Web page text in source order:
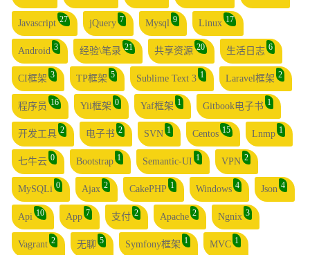
Javascript 27 jQuery 7 Mysql 9 Linux 17
Android 3 经验\笔录 21 共享资源 20 生活日志 6
CI框架 3 TP框架 5 Sublime Text 3 1 Laravel框架 2
程序员 16 Yii框架 0 Yaf框架 1 Gitbook电子书 1
开发工具 2 电子书 2 SVN 1 Centos 15 Lnmp 1
七牛云 0 Bootstrap 1 Semantic-UI 1 VPN 2
MySQLi 0 Ajax 2 CakePHP 1 Windows 4 Json 4
Api 10 App 7 支付 2 Apache 2 Ngnix 3
Vagrant 2 无聊 5 Symfony框架 1 MVC 1